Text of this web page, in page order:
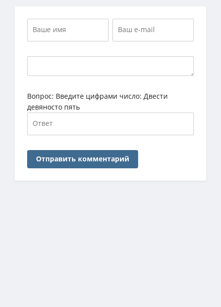
Вопрос: Введите цифрами число: Двести
девяносто пять
Отправить комментарий